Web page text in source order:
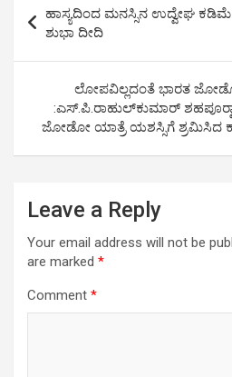
o
k
e
A
p
d
n
r
m
navigation
ಹಾಸ್ಯದಿಂದ ಮನಸ್ಸಿನ ಉದ್ವೇಘ
ಶುಭಾ ದೀದಿ
ಲೋಪವಿಲ್ಲದಂತೆ ಭಾರತ ಜೋಡೋ
:ಎಸ್.ಪಿ.ರಾಹುಲ್‍ಕುಮಾರ್
ಜೋಡೋ ಯಾತ್ರೆ ಯಶಸ್ಸಿಗೆ ಶ್ರಮಿಸಿದ
Leave a Reply
Your email address will not be
are marked *
Comment *